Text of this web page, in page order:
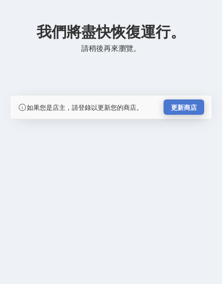
我們將盡快恢復運行。
請稍後再來瀏覽。
如果您是店主，請登錄以更新您的商店。 更新商店